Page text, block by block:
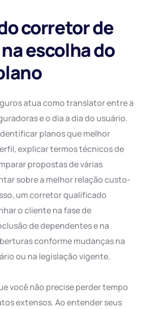
corretor de
escolha do
atua como translator entre a
e o dia a dia do usuário.
planos que melhor
explicar termos técnicos de
propostas de várias
sobre a melhor relação custo-
um corretor qualificado
o cliente na fase de
de dependentes e na
conforme mudanças na
ou na legislação vigente.
você não precise perder tempo
extensos. Ao entender seus